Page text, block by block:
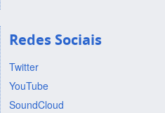
Redes Sociais
Twitter
YouTube
SoundCloud